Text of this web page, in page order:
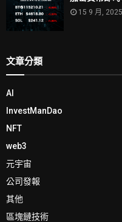
15 9 月, 2025
文章分類
AI
InvestManDao
NFT
web3
元宇宙
公司發報
其他
區塊鏈技術